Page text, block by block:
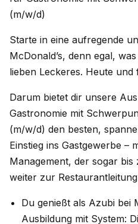
(m/w/d)
Starte in eine aufregende
McDonald’s, denn egal,
lieben Leckeres. Heute und
Darum bietet dir unsere
Gastronomie mit
(m/w/d) den besten,
Einstieg ins Gastgewerbe –
Management, der sogar
weiter zur
Du genießt als Azubi bei
Ausbildung mit System: